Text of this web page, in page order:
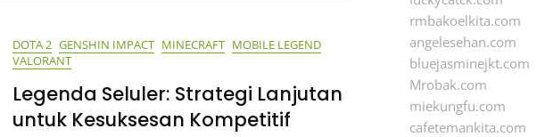
DOTA 2 GENSHIN IMPACT MINECRAFT MOBILE LEGEND
VALORANT
Legenda Seluler: Strategi Lanjutan
untuk Kesuksesan Kompetitif
rmbakoelkita.com
angelesehan.com
bluejasminejkt.com
Mrobak.com
miekungfu.com
cafetemankita.com